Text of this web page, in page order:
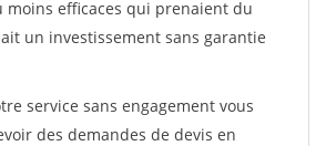
moins efficaces qui prenaient du
un investissement sans garantie
service sans engagement vous
des demandes de devis en